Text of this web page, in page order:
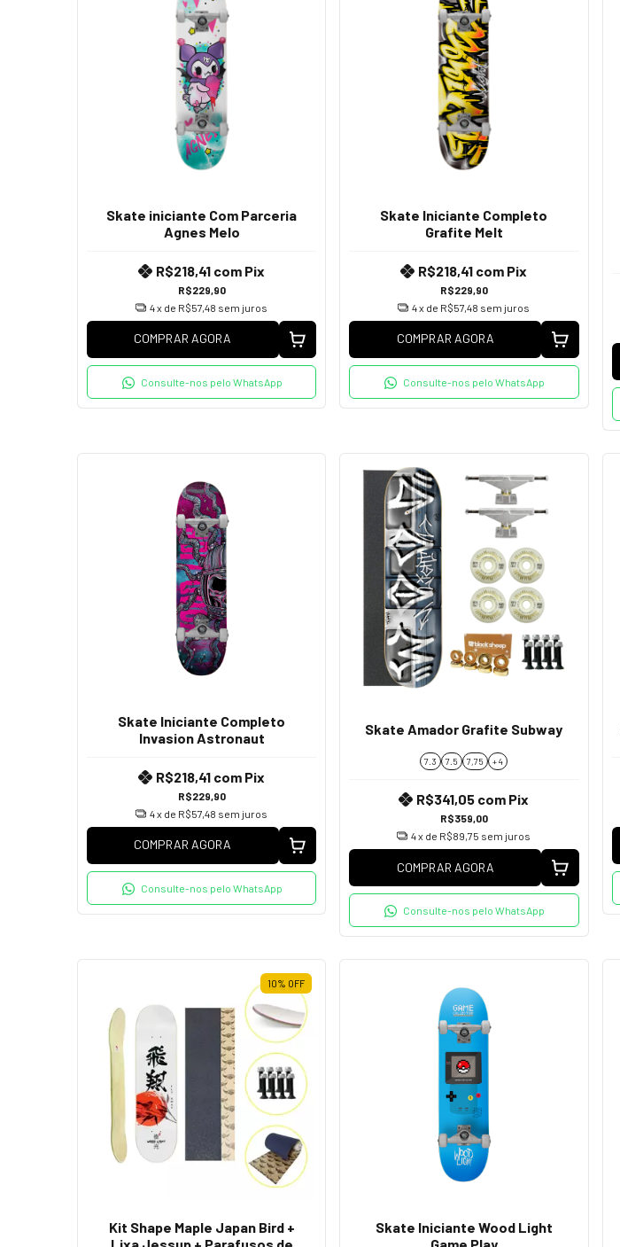
Skate iniciante Com Parceria
Agnes Melo
R$229,90
R$218,41 com Pix
4x de R$57,48 sem juros
COMPRAR AGORA
Consulte-nos pelo WhatsApp
Skate Iniciante Completo
Grafite Melt
R$229,90
R$218,41 com Pix
4x de R$57,48 sem juros
COMPRAR AGORA
Consulte-nos pelo WhatsApp
Skate Iniciante Completo
Invasion Astronaut
R$229,90
R$218,41 com Pix
4x de R$57,48 sem juros
COMPRAR AGORA
Consulte-nos pelo WhatsApp
Skate Amador Grafite Subway
7.3 7.5 7,75 + 4
R$359,00
R$341,05 com Pix
4x de R$89,75 sem juros
COMPRAR AGORA
Consulte-nos pelo WhatsApp
10% OFF
Kit Shape Maple Japan Bird +
Lixa Jessup + Parafusos de
Skate Iniciante Wood Light
Game Play